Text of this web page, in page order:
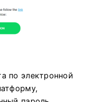
по электронной